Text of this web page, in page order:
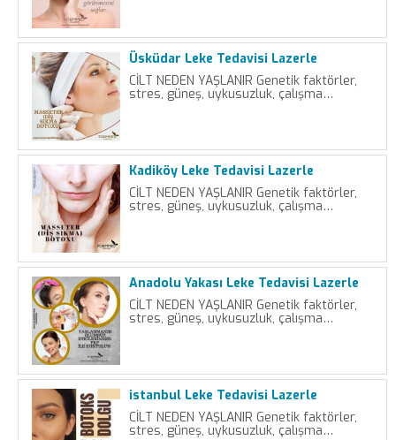
Üsküdar Leke Tedavisi Lazerle
CİLT NEDEN YAŞLANIR Genetik faktörler,
stres, güneş, uykusuzluk, çalışma…
Kadiköy Leke Tedavisi Lazerle
CİLT NEDEN YAŞLANIR Genetik faktörler,
stres, güneş, uykusuzluk, çalışma…
Anadolu Yakası Leke Tedavisi Lazerle
CİLT NEDEN YAŞLANIR Genetik faktörler,
stres, güneş, uykusuzluk, çalışma…
istanbul Leke Tedavisi Lazerle
CİLT NEDEN YAŞLANIR Genetik faktörler,
stres, güneş, uykusuzluk, çalışma…